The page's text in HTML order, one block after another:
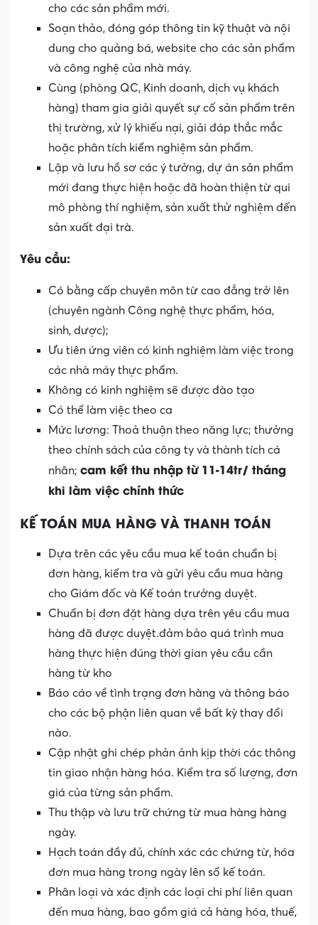
cho các sản phẩm mới.
Soạn thảo, đóng góp thông tin kỹ thuật và nội
dung cho quảng bá, website cho các sản phẩm
và công nghệ của nhà máy.
Cùng (phòng QC, Kinh doanh, dịch vụ khách
hàng) tham gia giải quyết sự cố sản phẩm trên
thị trường, xử lý khiếu nại, giải đáp thắc mắc
hoặc phân tích kiểm nghiệm sản phẩm.
Lập và lưu hồ sơ các ý tưởng, dự án sản phẩm
mới đang thực hiện hoặc đã hoàn thiện từ qui
mô phòng thí nghiệm, sản xuất thử nghiệm đến
sản xuất đại trà.
Yêu cầu:
Có bằng cấp chuyên môn từ cao đẳng trở lên
(chuyên ngành Công nghệ thực phẩm, hóa,
sinh, dược);
Ưu tiên ứng viên có kinh nghiệm làm việc trong
các nhà máy thực phẩm.
Không có kinh nghiệm sẽ được đào tạo
Có thể làm việc theo ca
Mức lương: Thoả thuận theo năng lực; thưởng
theo chính sách của công ty và thành tích cá
nhân; cam kết thu nhập từ 11-14tr/ tháng
khi làm việc chính thức
KẾ TOÁN MUA HÀNG VÀ THANH TOÁN
Dựa trên các yêu cầu mua kế toán chuẩn bị
đơn hàng, kiểm tra và gửi yêu cầu mua hàng
cho Giám đốc và Kế toán trưởng duyệt.
Chuẩn bị đơn đặt hàng dựa trên yêu cầu mua
hàng đã được duyệt.đảm bảo quá trình mua
hàng thực hiện đúng thời gian yêu cầu cần
hàng từ kho
Báo cáo về tình trạng đơn hàng và thông báo
cho các bộ phận liên quan về bất kỳ thay đổi
nào.
Cập nhật ghi chép phản ảnh kịp thời các thông
tin giao nhận hàng hóa. Kiểm tra số lượng, đơn
giá của từng sản phẩm.
Thu thập và lưu trữ chứng từ mua hàng hàng
ngày.
Hạch toán đầy đủ, chính xác các chứng từ, hóa
đơn mua hàng trong ngày lên sổ kế toán.
Phân loại và xác định các loại chi phí liên quan
đến mua hàng, bao gồm giá cả hàng hóa, thuế,